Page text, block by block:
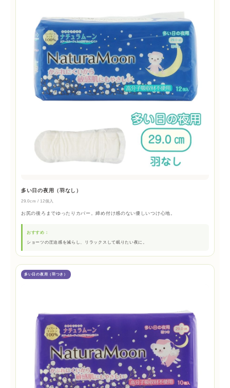
多い日の夜用（羽なし）
29.0cm / 12個入
お尻の後ろまでゆったりカバー。締め付け感のない優しいつけ心地。
おすすめ：
ショーツの圧迫感を減らし、リラックスして眠りたい夜に。
多い日の夜用（羽つき）